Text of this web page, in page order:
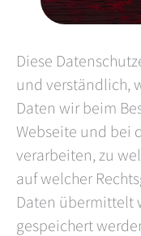
Diese
und verständlich,
Daten wir beim
Webseite und bei
verarbeiten, zu
auf welcher
Daten übermittelt
gespeichert